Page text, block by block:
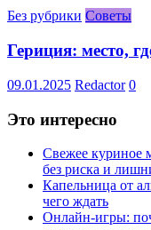
Без рубрики Советы
Гериция: место,
09.01.2025 Redactor 0
Это интересно
Свежее куриное
без риска и
Капельница от
чего ждать
Онлайн-игры: